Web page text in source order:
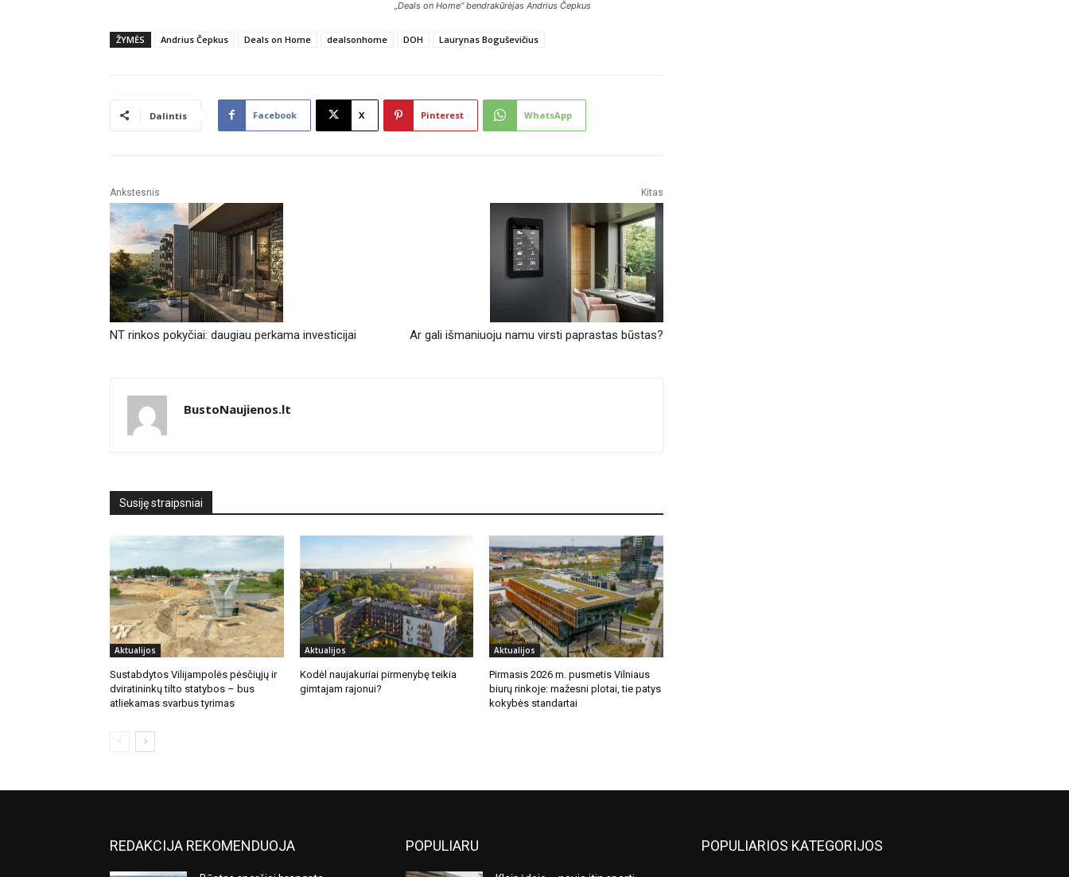
„Deals on Home“ bendrakūrėjas Andrius Čepkus
ŽYMĖS Andrius Čepkus Deals on Home dealsonhome DOH Laurynas Boguševičius
Dalintis Facebook X Pinterest WhatsApp
Ankstesnis
NT rinkos pokyčiai: daugiau perkama investicijai
Kitas
Ar gali išmaniuoju namu virsti paprastas būstas?
BustoNaujienos.lt
Susiję straipsniai
Aktualijos
Sustabdytos Vilijampolės pėsčiųjų ir
dviratininkų tilto statybos – bus
atliekamas svarbus tyrimas
Aktualijos
Kodėl naujakuriai pirmenybę teikia
gimtajam rajonui?
Aktualijos
Pirmasis 2026 m. pusmetis Vilniaus
biurų rinkoje: mažesni plotai, tie patys
kokybės standartai
REDAKCIJA REKOMENDUOJA POPULIARU POPULIARIOS KATEGORIJOS